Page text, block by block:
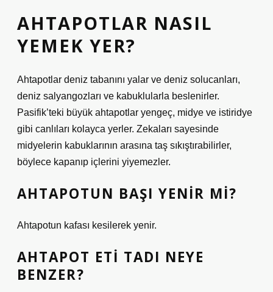
AHTAPOTLAR NASIL
YEMEK YER?
Ahtapotlar deniz tabanını yalar ve deniz solucanları,
deniz salyangozları ve kabuklularla beslenirler.
Pasifik’teki büyük ahtapotlar yengeç, midye ve istiridye
gibi canlıları kolayca yerler. Zekaları sayesinde
midyelerin kabuklarının arasına taş sıkıştırabilirler,
böylece kapanıp içlerini yiyemezler.
AHTAPOTUN BAŞI YENIR MI?
Ahtapotun kafası kesilerek yenir.
AHTAPOT ETI TADI NEYE
BENZER?